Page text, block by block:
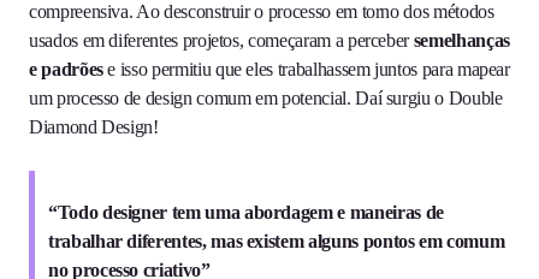
compreensiva. Ao desconstruir o processo em torno dos métodos
usados em diferentes projetos, começaram a percebersemelhanças
e padrõese isso permitiu que eles trabalhassem juntos para mapear
um processo de design comum em potencial. Daí surgiu o Double
Diamond Design!
“Todo designer tem uma abordagem e maneiras de
trabalhar diferentes, mas existem alguns pontos em comum
no processo criativo”